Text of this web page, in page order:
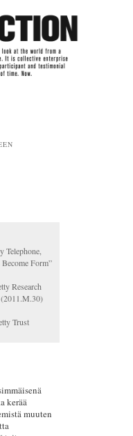
Telephone,
Form”
Research
Trust
kerää
muuten